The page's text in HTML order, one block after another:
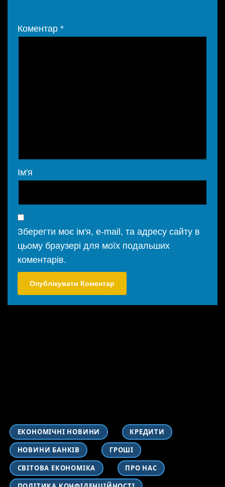
Коментар *
Ім'я
Зберегти моє ім'я, e-mail, та адресу сайту в
цьому браузері для моїх подальших
коментарів.
ЕКОНОМІЧНІ НОВИНИ
КРЕДИТИ
НОВИНИ БАНКІВ
ГРОШІ
СВІТОВА ЕКОНОМІКА
ПРО НАС